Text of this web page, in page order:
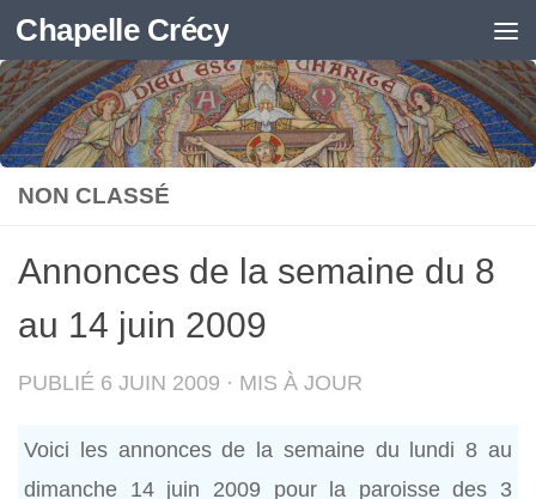
Skip to content
Chapelle Crécy
NON CLASSÉ
Annonces de la semaine du 8
au 14 juin 2009
PUBLIÉ 6 JUIN 2009 · MIS À JOUR
Voici les annonces de la semaine du lundi 8 au
dimanche 14 juin 2009 pour la paroisse des 3